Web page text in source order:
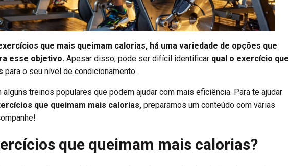
que mais queimam calorias, há uma variedade de opções que
esse objetivo. Apesar disso, pode ser difícil identificar qual o exercício que
para o seu nível de condicionamento.
treinos populares que podem ajudar com mais eficiência. Para te ajudar
que queimam mais calorias, preparamos um conteúdo com várias
que queimam mais calorias?